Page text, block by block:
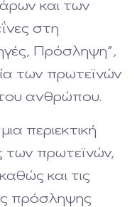
και των
στη
Πρόσληψη”,
των πρωτεϊνών
ανθρώπου.
περιεκτική
των πρωτεϊνών,
και τις
πρόσληψης